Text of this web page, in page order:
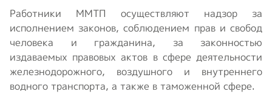
Работники ММТП осуществляют надзор за
исполнением законов, соблюдением прав и свобод
человека и гражданина, за законностью
издаваемых правовых актов в сфере деятельности
железнодорожного, воздушного и внутреннего
водного транспорта, а также в таможенной сфере.